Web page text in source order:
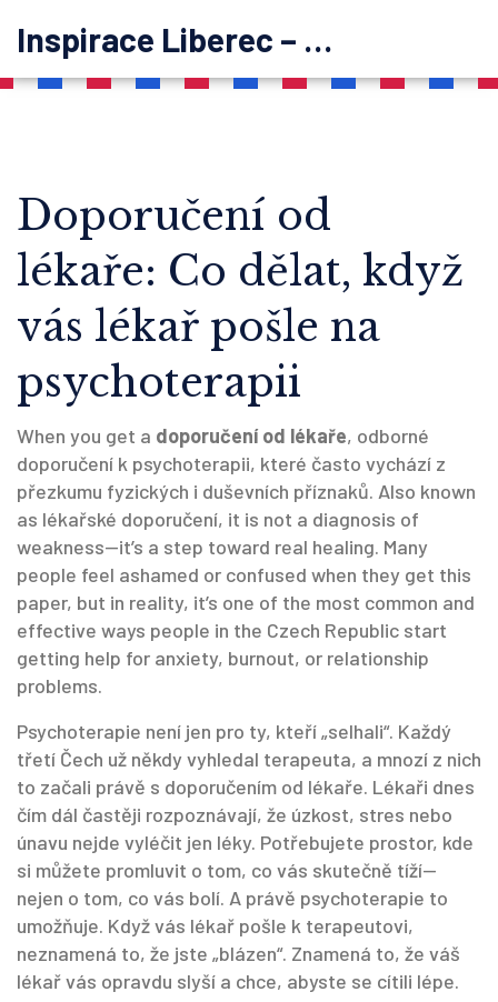
Inspirace Liberec – psychoterapie
Doporučení od
lékaře: Co dělat, když
vás lékař pošle na
psychoterapii
When you get a doporučení od lékaře, odborné
doporučení k psychoterapii, které často vychází z
přezkumu fyzických i duševních příznaků. Also known
as lékařské doporučení, it is not a diagnosis of
weakness—it’s a step toward real healing. Many
people feel ashamed or confused when they get this
paper, but in reality, it’s one of the most common and
effective ways people in the Czech Republic start
getting help for anxiety, burnout, or relationship
problems.
Psychoterapie není jen pro ty, kteří „selhali“. Každý
třetí Čech už někdy vyhledal terapeuta, a mnozí z nich
to začali právě s doporučením od lékaře. Lékaři dnes
čím dál častěji rozpoznávají, že úzkost, stres nebo
únavu nejde vyléčit jen léky. Potřebujete prostor, kde
si můžete promluvit o tom, co vás skutečně tíží—
nejen o tom, co vás bolí. A právě psychoterapie to
umožňuje. Když vás lékař pošle k terapeutovi,
neznamená to, že jste „blázen“. Znamená to, že váš
lékař vás opravdu slyší a chce, abyste se cítili lépe.